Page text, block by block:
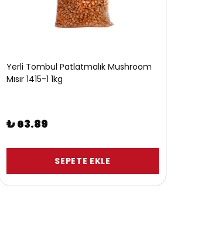
Yerli Tombul Patlatmalık Mushroom
Mısır 1415-1 1kg
₺ 63.89
SEPETE EKLE